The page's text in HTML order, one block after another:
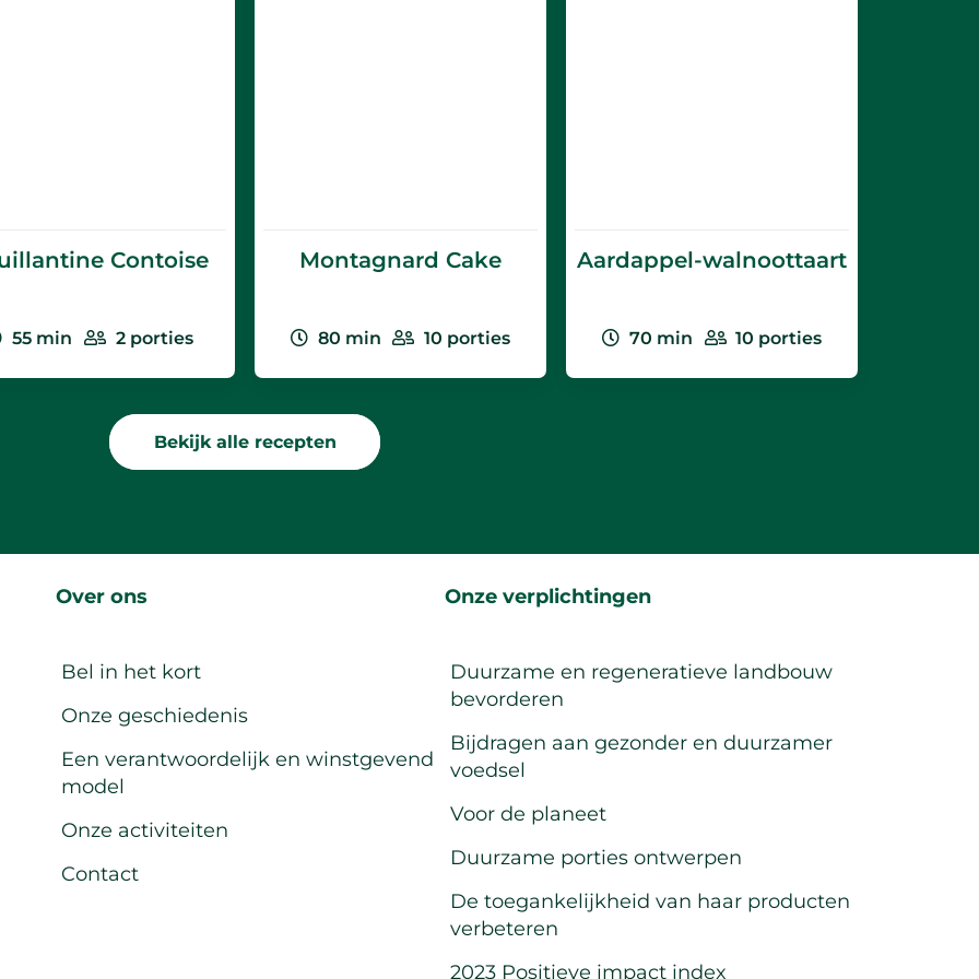
Professional
Contoise
55 min 2 porties
Montagnard Cake
80 min 10 porties
Aardappel-walnoottaart
70 min 10 porties
Bekijk alle recepten
Over ons
Bel in het kort
Onze geschiedenis
Een verantwoordelijk en winstgevend
model
Onze activiteiten
Contact
Onze verplichtingen
Duurzame en regeneratieve landbouw
bevorderen
Bijdragen aan gezonder en duurzamer
voedsel
Voor de planeet
Duurzame porties ontwerpen
De toegankelijkheid van haar producten
verbeteren
2023 Positieve impact index